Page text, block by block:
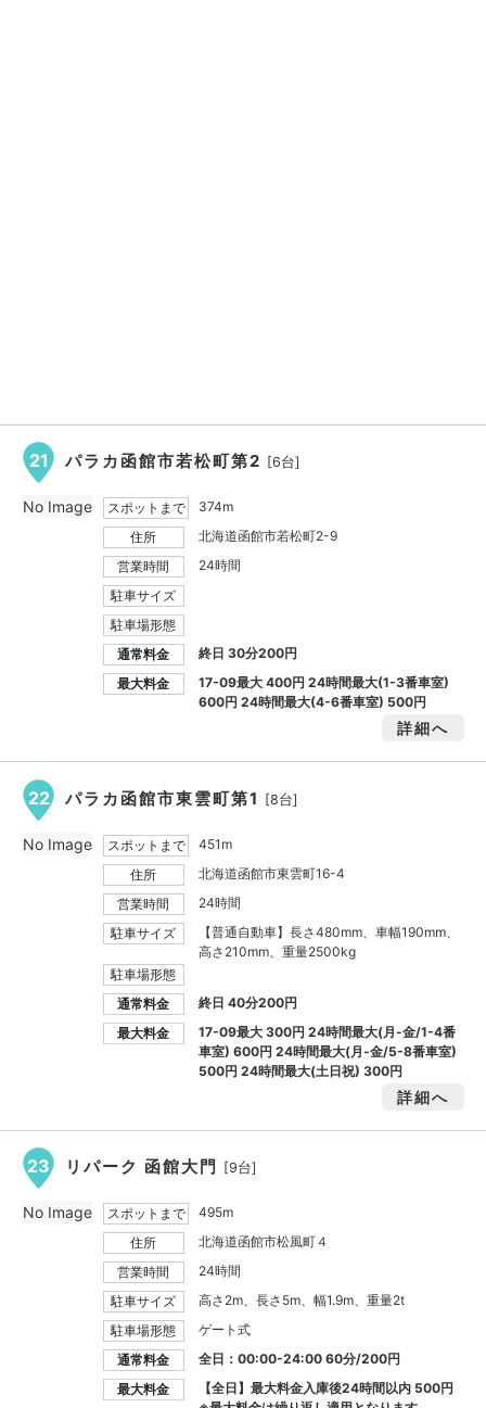
21 パラカ函館市若松町第2 [6台]
スポットまで
374m
住所
北海道函館市若松町2-9
営業時間
24時間
駐車サイズ
駐車場形態
通常料金
終日 30分200円
最大料金
17-09最大400円24時間最大(1-3番車室)
600円24時間最大(4-6番車室) 500円
詳細へ
No Image
22 パラカ函館市東雲町第1 [8台]
スポットまで
451m
住所
北海道函館市東雲町16-4
営業時間
24時間
駐車サイズ
【普通自動車】長さ480mm、車幅190mm、
高さ210mm、重量2500kg
駐車場形態
通常料金
終日 40分200円
最大料金
17-09最大300円24時間最大(月-金/1-4番
車室)600円24時間最大(月-金/5-8番車室)
500円24時間最大(土日祝)300円
詳細へ
No Image
23 リパーク 函館大門 [9台]
スポットまで
495m
住所
北海道函館市松風町４
営業時間
24時間
駐車サイズ
高さ2m、長さ5m、幅1.9m、重量2t
駐車場形態
ゲート式
通常料金
全日：00:00-24:00 60分/200円
最大料金
【全日】最大料金入庫後24時間以内 500円
No Image